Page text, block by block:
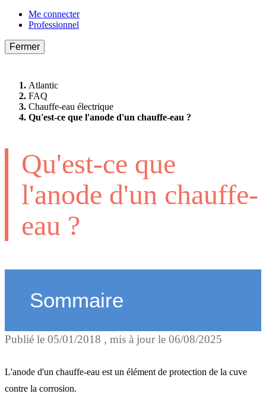
Me connecter
Professionnel
Fermer
Atlantic
FAQ
Chauffe-eau électrique
Qu'est-ce que l'anode d'un chauffe-eau ?
Qu'est-ce que
l'anode d'un chauffe-
eau ?
Sommaire
Les protections pour le
chauffe-eau
Publié le 05/01/2018 , mis à jour le 06/08/2025
L'anode d'un chauffe-eau est un élément de protection de la cuve
contre la corrosion.